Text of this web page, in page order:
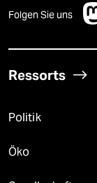
Folgen Sie uns
Ressorts
Politik
Öko